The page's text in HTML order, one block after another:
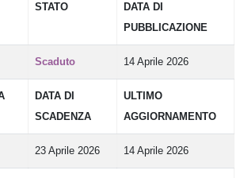
STATO
DATA DI
PUBBLICAZIONE
Scaduto 14 Aprile 2026
DATA DI
SCADENZA
ULTIMO
AGGIORNAMENTO
23 Aprile 2026 14 Aprile 2026